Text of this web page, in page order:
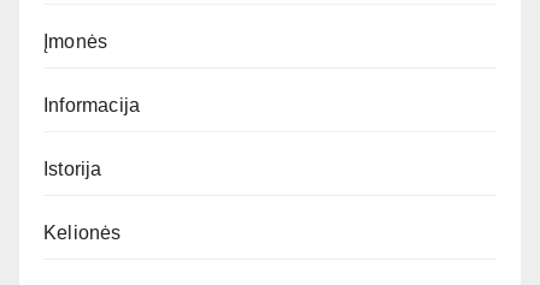
Įmonės
Informacija
Istorija
Kelionės